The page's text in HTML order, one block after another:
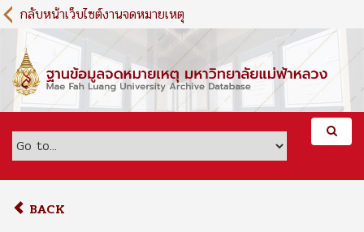
S
k
m
c
กลับหน้าเว็บไซต์งานจดหมายเหตุ
BACK